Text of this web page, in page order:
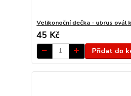
Velikonoční dečka - ubrus ovál
45 Kč
Přidat do